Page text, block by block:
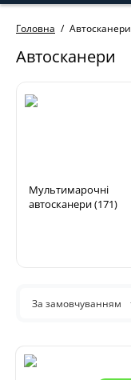
Головна Автосканери
Автосканери
Мультимарочні
автосканери (171)
За замовчуванням